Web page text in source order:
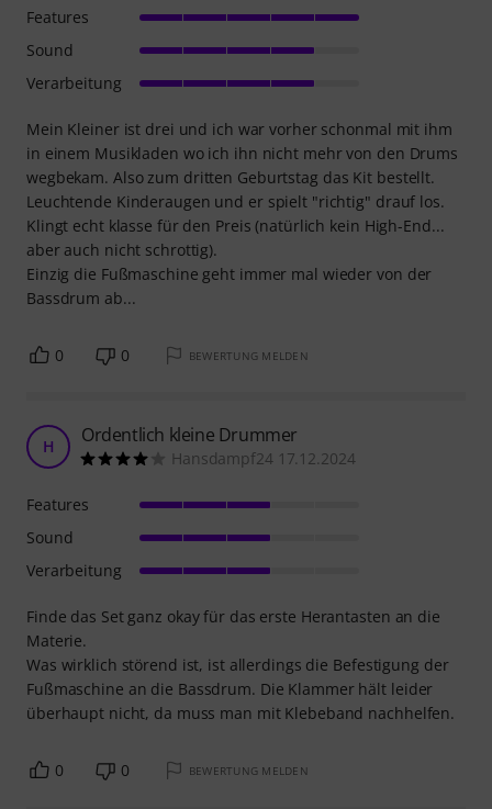
Mein Kleiner ist drei und ich war vorher schonmal mit ihm
in einem Musikladen wo ich ihn nicht mehr von den Drums
wegbekam. Also zum dritten Geburtstag das Kit bestellt.
Leuchtende Kinderaugen und er spielt "richtig" drauf los.
Klingt echt klasse für den Preis (natürlich kein High-End...
aber auch nicht schrottig).
Einzig die Fußmaschine geht immer mal wieder von der
Bassdrum ab...
Features
Sound
Verarbeitung
0 0 BEWERTUNG MELDEN
H Ordentlich kleine Drummer
Hansdampf24 17.12.2024
Finde das Set ganz okay für das erste Herantasten an die
Materie.
Was wirklich störend ist, ist allerdings die Befestigung der
Fußmaschine an die Bassdrum. Die Klammer hält leider
überhaupt nicht, da muss man mit Klebeband nachhelfen.
Features
Sound
Verarbeitung
0 0 BEWERTUNG MELDEN